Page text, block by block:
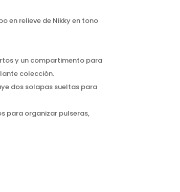
en relieve de Nikky en tono
y un compartimento para
colección.
dos solapas sueltas para
para organizar pulseras,